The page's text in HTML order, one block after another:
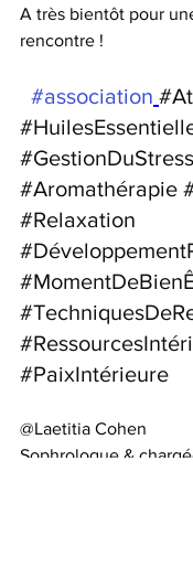
A très bientôt pour
rencontre !
#association
#GestionDuStress
#Aromathérapie
#Relaxation
#PaixIntérieure
@Laetitia Cohen
Sophrologue &